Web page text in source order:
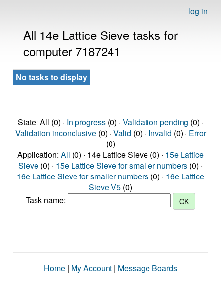
log in
All 14e Lattice Sieve tasks for
computer 7187241
No tasks to display
State: All (0) · In progress(0) · Validation pending (0) ·
Validation inconclusive(0) · Valid (0) · Invalid (0) · Error
(0)
Application: All (0) · 14e Lattice Sieve (0) · 15e Lattice
Sieve (0) · 15e Lattice Sieve for smaller numbers (0) ·
16e Lattice Sieve for smaller numbers (0) · 16e Lattice
Sieve V5 (0)
Task name:
Home | My Account | Message Boards